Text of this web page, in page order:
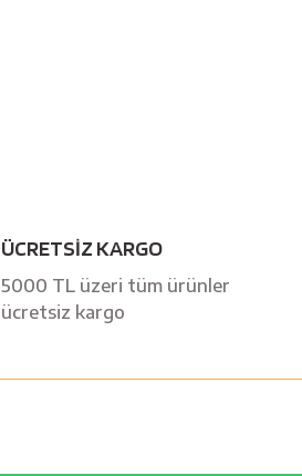
ÜCRETSİZ KARGO
5000 TL üzeri tüm ürünler
ücretsiz kargo